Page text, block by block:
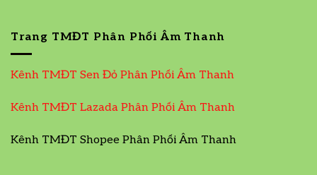
Trang TMĐT Phân Phối Âm Thanh
Kênh TMĐT Sen Đỏ Phân Phối Âm Thanh
Kênh TMĐT Lazada Phân Phối Âm Thanh
Kênh TMĐT Shopee Phân Phối Âm Thanh